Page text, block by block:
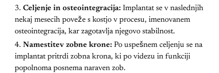
Celjenje in osteointegracija: Implantat se v naslednjih
nekaj mesecih poveže s kostjo v procesu, imenovanem
osteointegracija, kar zagotavlja njegovo stabilnost.
Namestitev zobne krone: Po uspešnem celjenju se na
implantat pritrdi zobna krona, ki po videzu in funkciji
popolnoma posnema naraven zob.